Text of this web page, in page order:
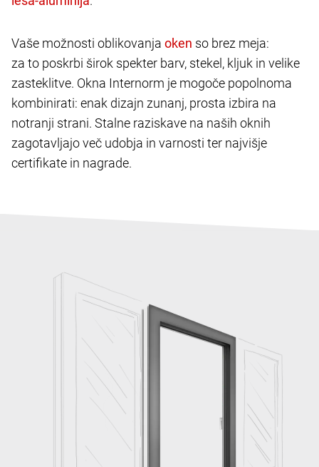
Vaše možnosti oblikovanja
so brez meja:
za to poskrbi širok spekter barv, stekel, kljuk in velike
zasteklitve. Okna Internorm je mogoče popolnoma
kombinirati: enak dizajn zunanj, prosta izbira na
notranji strani. Stalne raziskave na naših oknih
zagotavljajo več udobja in varnosti ter najvišje
certifikate in nagrade.